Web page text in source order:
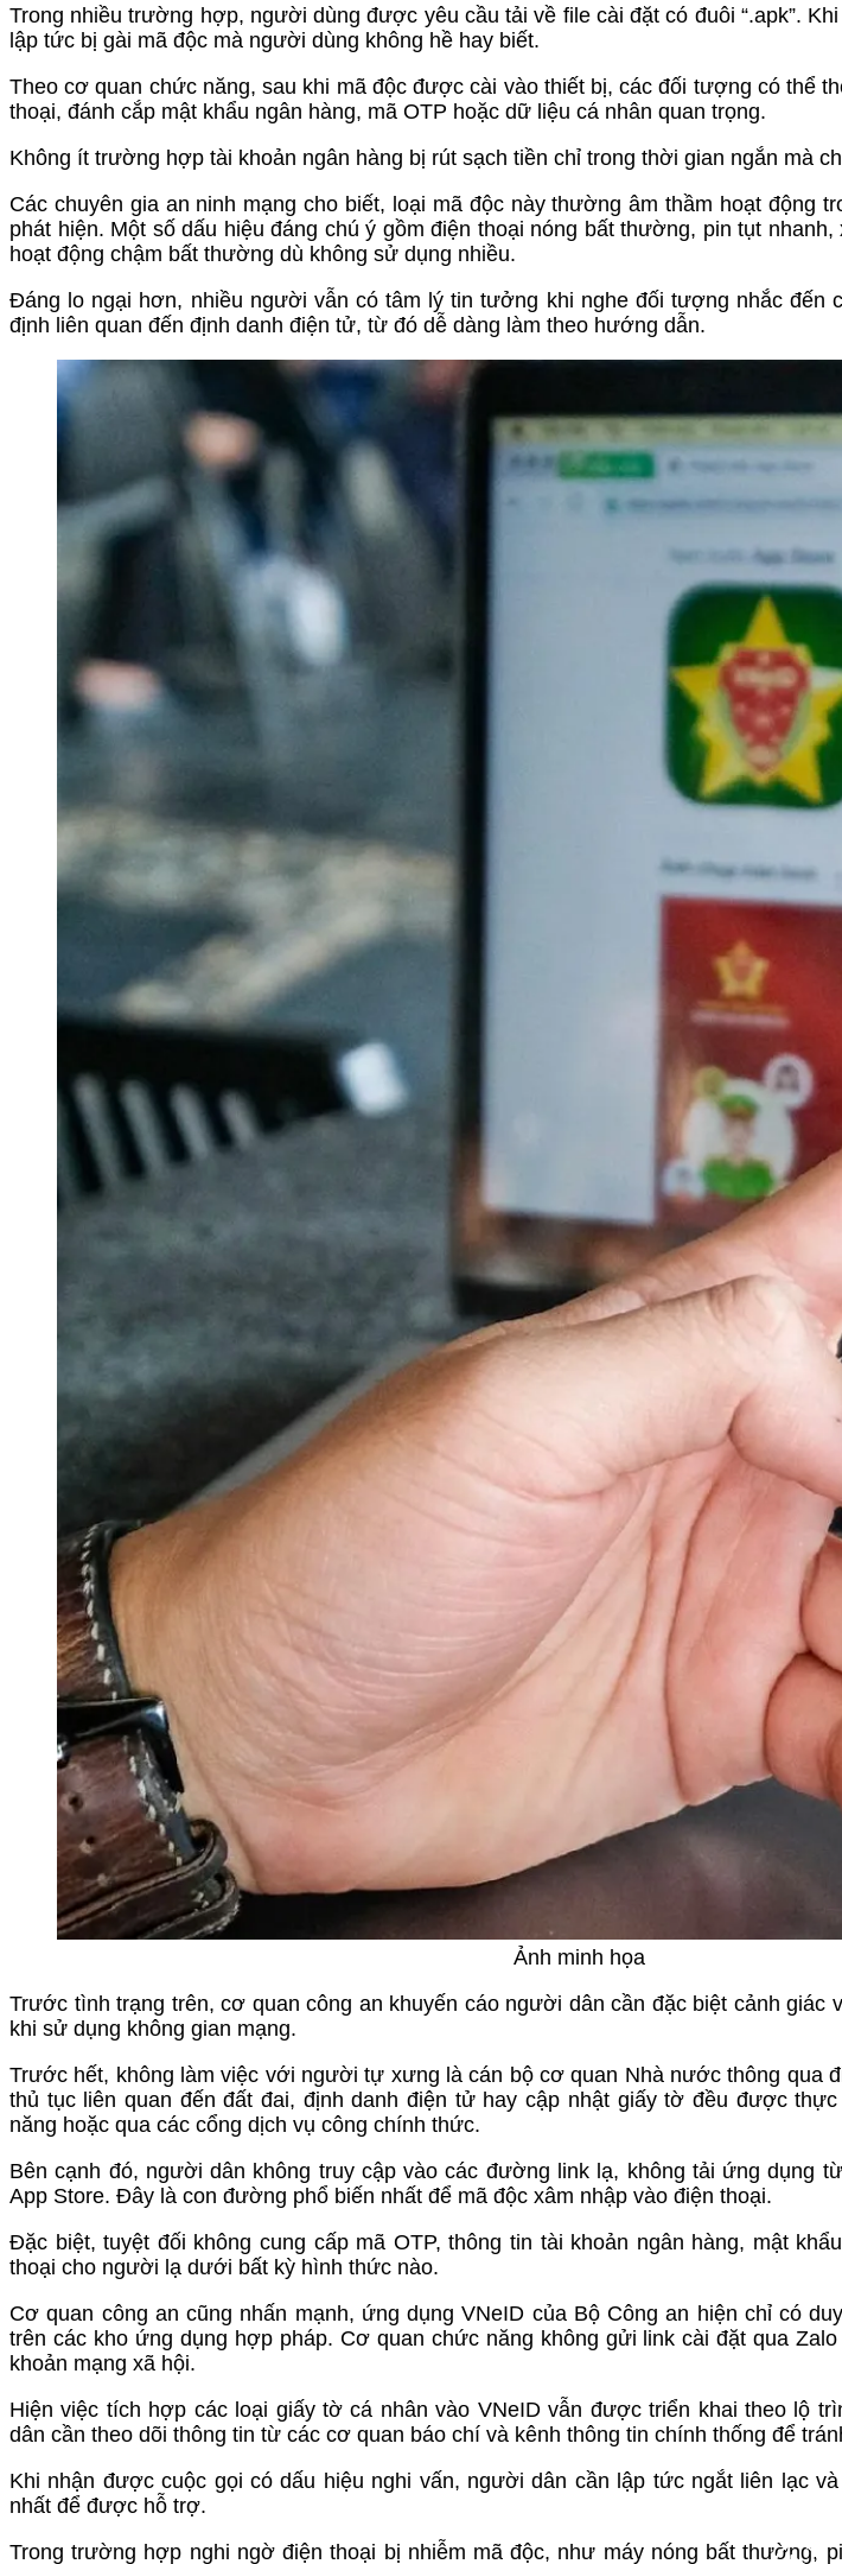
Trong nhiều trường hợp, người dùng được yêu cầu tải về file cài đặt có đuôi “.apk”.
lập tức bị gài mã độc mà người dùng không hề hay biết.
Theo cơ quan chức năng, sau khi mã độc được cài vào thiết bị, các đối tượng có thể
thoại, đánh cắp mật khẩu ngân hàng, mã OTP hoặc dữ liệu cá nhân quan trọng.
Không ít trường hợp tài khoản ngân hàng bị rút sạch tiền chỉ trong thời gian ngắn mà
Các chuyên gia an ninh mạng cho biết, loại mã độc này thường âm thầm hoạt động
phát hiện. Một số dấu hiệu đáng chú ý gồm điện thoại nóng bất thường, pin tụt
hoạt động chậm bất thường dù không sử dụng nhiều.
Đáng lo ngại hơn, nhiều người vẫn có tâm lý tin tưởng khi nghe đối tượng nhắc đến
định liên quan đến định danh điện tử, từ đó dễ dàng làm theo hướng dẫn.
Ảnh minh họa
Trước tình trạng trên, cơ quan công an khuyến cáo người dân cần đặc biệt cảnh giác
khi sử dụng không gian mạng.
Trước hết, không làm việc với người tự xưng là cán bộ cơ quan Nhà nước thông qua
thủ tục liên quan đến đất đai, định danh điện tử hay cập nhật giấy tờ đều được
năng hoặc qua các cổng dịch vụ công chính thức.
Bên cạnh đó, người dân không truy cập vào các đường link lạ, không tải ứng dụng
App Store. Đây là con đường phổ biến nhất để mã độc xâm nhập vào điện thoại.
Đặc biệt, tuyệt đối không cung cấp mã OTP, thông tin tài khoản ngân hàng, mật
thoại cho người lạ dưới bất kỳ hình thức nào.
Cơ quan công an cũng nhấn mạnh, ứng dụng VNeID của Bộ Công an hiện chỉ có
trên các kho ứng dụng hợp pháp. Cơ quan chức năng không gửi link cài đặt qua
khoản mạng xã hội.
Hiện việc tích hợp các loại giấy tờ cá nhân vào VNeID vẫn được triển khai theo lộ
dân cần theo dõi thông tin từ các cơ quan báo chí và kênh thông tin chính thống để
Khi nhận được cuộc gọi có dấu hiệu nghi vấn, người dân cần lập tức ngắt liên lạc
nhất để được hỗ trợ.
Trong trường hợp nghi ngờ điện thoại bị nhiễm mã độc, như máy nóng bất thường,